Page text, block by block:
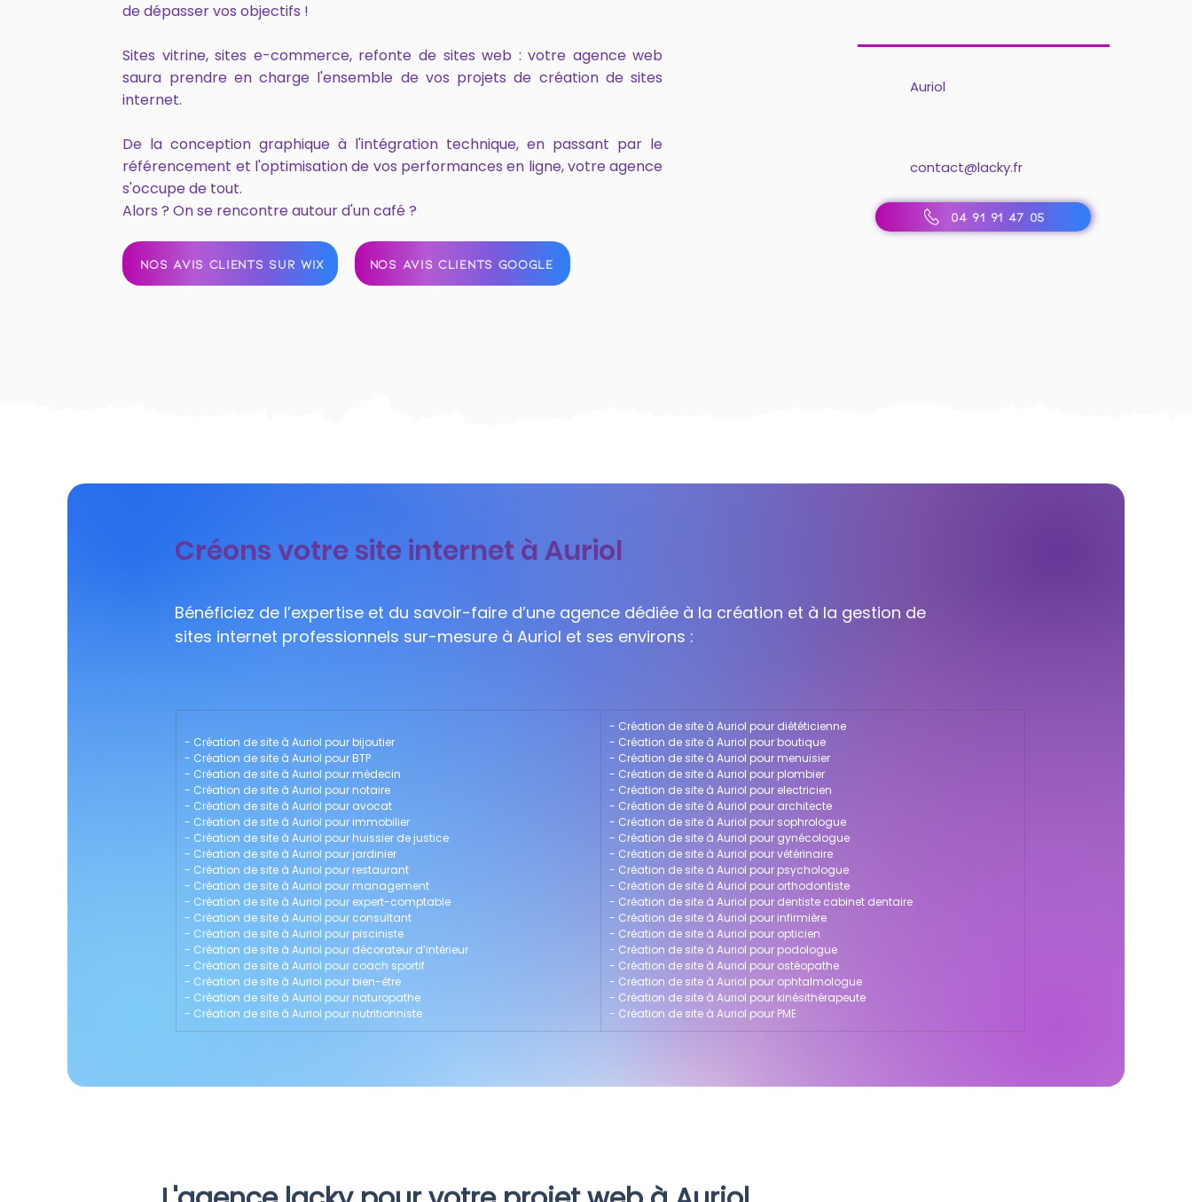
de dépasser vos objectifs !
Sites vitrine, sites e-commerce, refonte de sites web : votre agence web
saura prendre en charge l'ensemble de vos projets de création de sites
internet.
De la conception graphique à l'intégration technique, en passant par le
référencement et l'optimisation de vos performances en ligne, votre agence
s'occupe de tout.
Alors ? On se rencontre autour d'un café ?
NOS AVIS CLIENTS SUR WIX NOS AVIS CLIENTS GOOGLE
Auriol
contact@lacky.fr
04 91 91 47 05
Créons votre site internet à Auriol
Bénéficiez de l’expertise et du savoir-faire d’une agence dédiée à la création et à la gestion de
sites internet professionnels sur-mesure à Auriol et ses environs :
- Création de site à Auriol pour bijoutier
- Création de site à Auriol pour BTP
- Création de site à Auriol pour médecin
- Création de site à Auriol pour notaire
- Création de site à Auriol pour avocat
- Création de site à Auriol pour immobilier
- Création de site à Auriol pour huissier de justice
- Création de site à Auriol pour jardinier
- Création de site à Auriol pour restaurant
- Création de site à Auriol pour management
- Création de site à Auriol pour expert-comptable
- Création de site à Auriol pour consultant
- Création de site à Auriol pour pisciniste
- Création de site à Auriol pour décorateur d’intérieur
- Création de site à Auriol pour coach sportif
- Création de site à Auriol pour bien-être
- Création de site à Auriol pour naturopathe
- Création de site à Auriol pour nutritionniste
- Création de site à Auriol pour diététicienne
- Création de site à Auriol pour boutique
- Création de site à Auriol pour menuisier
- Création de site à Auriol pour plombier
- Création de site à Auriol pour electricien
- Création de site à Auriol pour architecte
- Création de site à Auriol pour sophrologue
- Création de site à Auriol pour gynécologue
- Création de site à Auriol pour vétérinaire
- Création de site à Auriol pour psychologue
- Création de site à Auriol pour orthodontiste
- Création de site à Auriol pour dentiste cabinet dentaire
- Création de site à Auriol pour infirmière
- Création de site à Auriol pour opticien
- Création de site à Auriol pour podologue
- Création de site à Auriol pour ostéopathe
- Création de site à Auriol pour ophtalmologue
- Création de site à Auriol pour kinésithérapeute
- Création de site à Auriol pour PME